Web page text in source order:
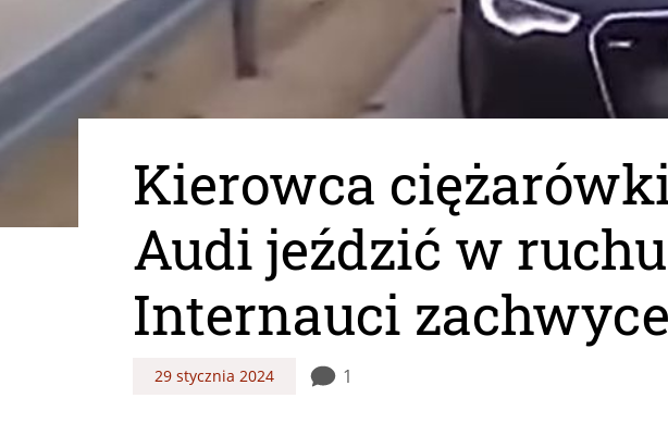
Kierowca
Audi jeździć w
Internauci
29 stycznia 2024 1